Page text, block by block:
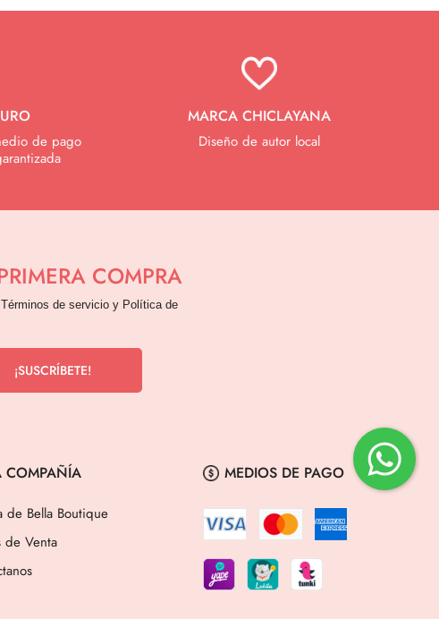
de pago
MARCA CHICLAYANA
Diseño de autor local
COMPRA
de servicio y Política de
COMPAÑÍA
de Bella Boutique
de Venta
MEDIOS DE PAGO